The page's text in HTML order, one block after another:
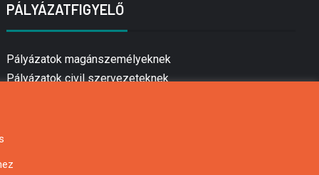
PÁLYÁZATFIGYELŐ
Pályázatok magánszemélyeknek
Pályázatok civil szervezeteknek